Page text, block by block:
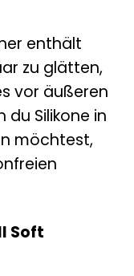
enthält
zu glätten,
vor äußeren
du Silikone in
möchtest,
Soft